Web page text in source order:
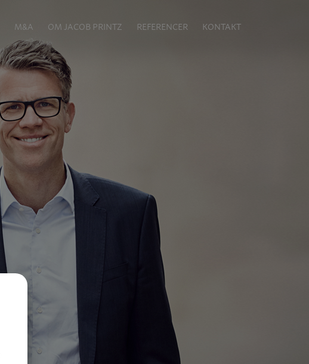
M&A OM JACOB PRINTZ REFERENCER KONTAKT